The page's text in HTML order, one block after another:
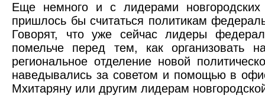
Еще немного и с лидерами новгородских
пришлось бы считаться политикам
Говорят, что уже сейчас лидеры
помельче перед тем, как организовать
региональное отделение новой
наведывались за советом и помощью в
Мхитаряну или другим лидерам